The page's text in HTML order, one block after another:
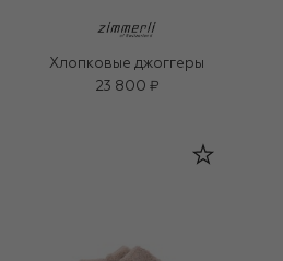
Хлопковые джоггеры
23 800 ₽